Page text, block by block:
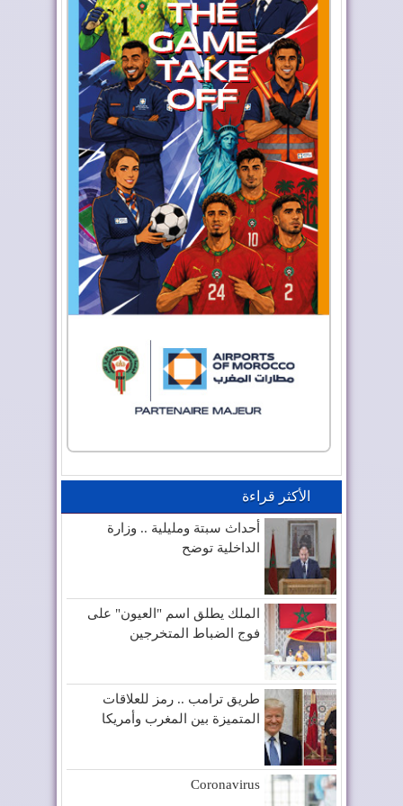
الأكثر قراءة
أحداث سبتة ومليلية .. وزارة
الداخلية توضح
الملك يطلق اسم "العيون" على
فوج الضباط المتخرجين
طريق ترامب .. رمز للعلاقات
المتميزة بين المغرب وأمريكا
Coronavirus